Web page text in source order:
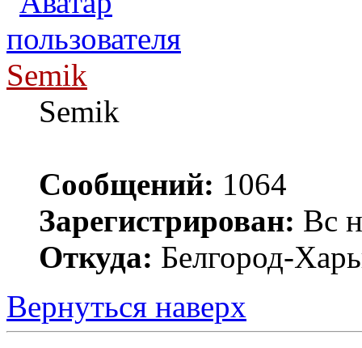
Semik
Semik
Сообщений: 1064
Зарегистрирован: Вс
Откуда: Белгород-
Вернуться наверх